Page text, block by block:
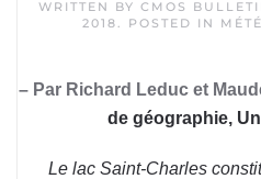
WRITTEN BY CMOS
2018. POSTED IN
– Par Richard Leduc et
de géographie,
Le lac Saint-Charles